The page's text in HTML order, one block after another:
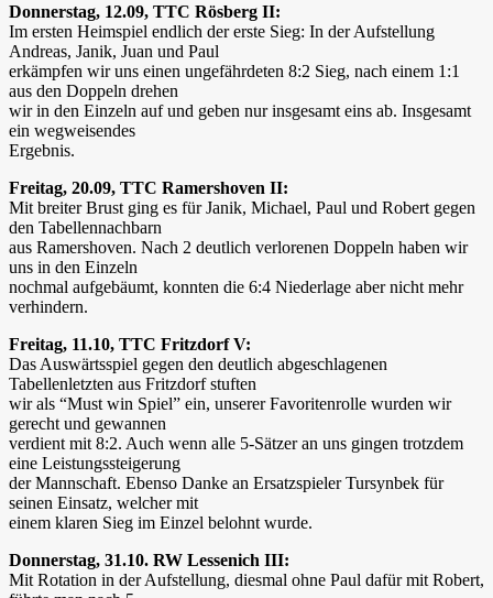
Donnerstag, 12.09, TTC Rösberg II:
Im ersten Heimspiel endlich der erste Sieg: In der Aufstellung
Andreas, Janik, Juan und Paul
erkämpfen wir uns einen ungefährdeten 8:2 Sieg, nach einem 1:1
aus den Doppeln drehen
wir in den Einzeln auf und geben nur insgesamt eins ab. Insgesamt
ein wegweisendes
Ergebnis.
Freitag, 20.09, TTC Ramershoven II:
Mit breiter Brust ging es für Janik, Michael, Paul und Robert gegen
den Tabellennachbarn
aus Ramershoven. Nach 2 deutlich verlorenen Doppeln haben wir
uns in den Einzeln
nochmal aufgebäumt, konnten die 6:4 Niederlage aber nicht mehr
verhindern.
Freitag, 11.10, TTC Fritzdorf V:
Das Auswärtsspiel gegen den deutlich abgeschlagenen
Tabellenletzten aus Fritzdorf stuften
wir als “Must win Spiel” ein, unserer Favoritenrolle wurden wir
gerecht und gewannen
verdient mit 8:2. Auch wenn alle 5-Sätzer an uns gingen trotzdem
eine Leistungssteigerung
der Mannschaft. Ebenso Danke an Ersatzspieler Tursynbek für
seinen Einsatz, welcher mit
einem klaren Sieg im Einzel belohnt wurde.
Donnerstag, 31.10. RW Lessenich III:
Mit Rotation in der Aufstellung, diesmal ohne Paul dafür mit Robert,